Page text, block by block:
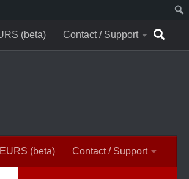
(beta) Contact / Support
(beta) Contact / Support